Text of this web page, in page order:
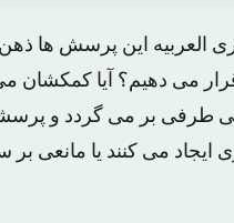
العربیه این پرسش ها
قرار می دهیم؟ آیا کمکشان
بی طرفی بر می گردد و
می کنند یا مانعی بر